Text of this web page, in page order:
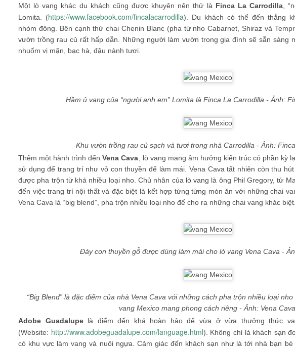
Một lò vang khác du khách cũng được khuyên nên thử là Finca La Carrodilla ,
Lomita. (https://www.facebook.com/fincalacarrodilla). Du khách có thể đến thẳng
nhóm đông. Bên cạnh thử chai Chenin Blanc (pha từ nho Cabarnet, Shiraz và
vườn trồng rau củ rất hấp dẫn. Những người làm vườn trong gia đình sẽ sẵn sàng
nhuốm vị mặn, bạc hà, đậu nành tươi.
Hầm ủ vang của “người anh em” Lomita là Finca La Carrodilla - Ảnh:
Khu vườn trồng rau củ sạch và tươi trong nhà Carrodilla - Ảnh:
Thêm một hành trình đến Vena Cava , lò vang mang âm hưởng kiến trúc có phần kỳ
sử dụng để trang trí như vỏ con thuyền để làm mái. Vena Cava tất nhiên còn thu
được pha trộn từ khá nhiều loại nho. Chủ nhân của lò vang là ông Phil Gregory, từ
đến việc trang trí nội thất và đặc biệt là kết hợp từng từng món ăn với những chai
Vena Cava là “big blend”, pha trộn nhiều loại nho để cho ra những chai vang khác biệt.
Đáy con thuyền gỗ được dùng làm mái cho lò vang Vena Cava -
“Big Blend” là đặc điểm của nhà Vena Cava với những cách pha trộn nhiều loại
vang Mexico mang phong cách riêng - Ảnh: Vena Cava
Adobe Guadalupe là điểm đến khá hoàn hảo để vừa ở vừa thưởng thức
(Website: http://www.adobeguadalupe.com/language.html). Không chỉ là khách sạn
có khu vực làm vang và nuôi ngựa. Cảm giác đến khách sạn như là tới nhà bạn
Jason viết: "Làm ra một triệu đô không khó, nhưng sẽ rất vất vả nếu ngay từ vạch xuất
chăm nhắm đến nó. Hãy bắt đầu từ những thứ, những cột mốc nhỏ nhất. Mình từng
bình thường chỉ để có 10 USD, 100 USD, sau đó thử sức với những dự án 1.000 USD,
project 100.000 USD, 500.000 USD và 1-2 triệu USD... Một triệu đô 10 năm trước với
chuyện không tưởng, nhưng giờ mình đã làm được, thậm chí nhiều hơn như thế